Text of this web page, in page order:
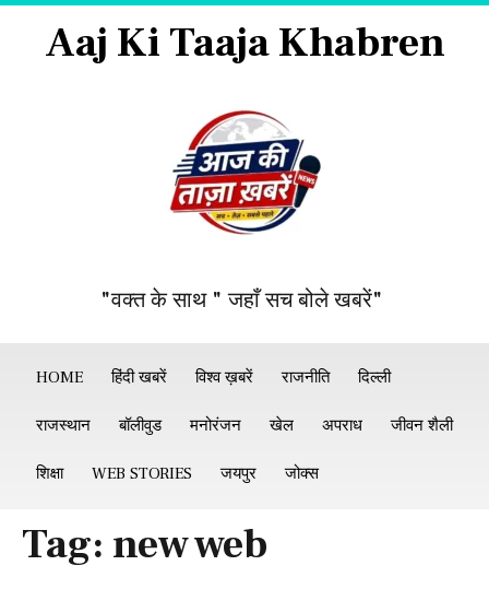
Aaj Ki Taaja Khabren
"वक्त के साथ " जहाँ सच बोले खबरें"
HOME हिंदी खबरें विश्व ख़बरें राजनीति दिल्ली
राजस्थान बॉलीवुड मनोरंजन खेल अपराध जीवन शैली
शिक्षा WEB STORIES जयपुर जोक्स
Tag: new web